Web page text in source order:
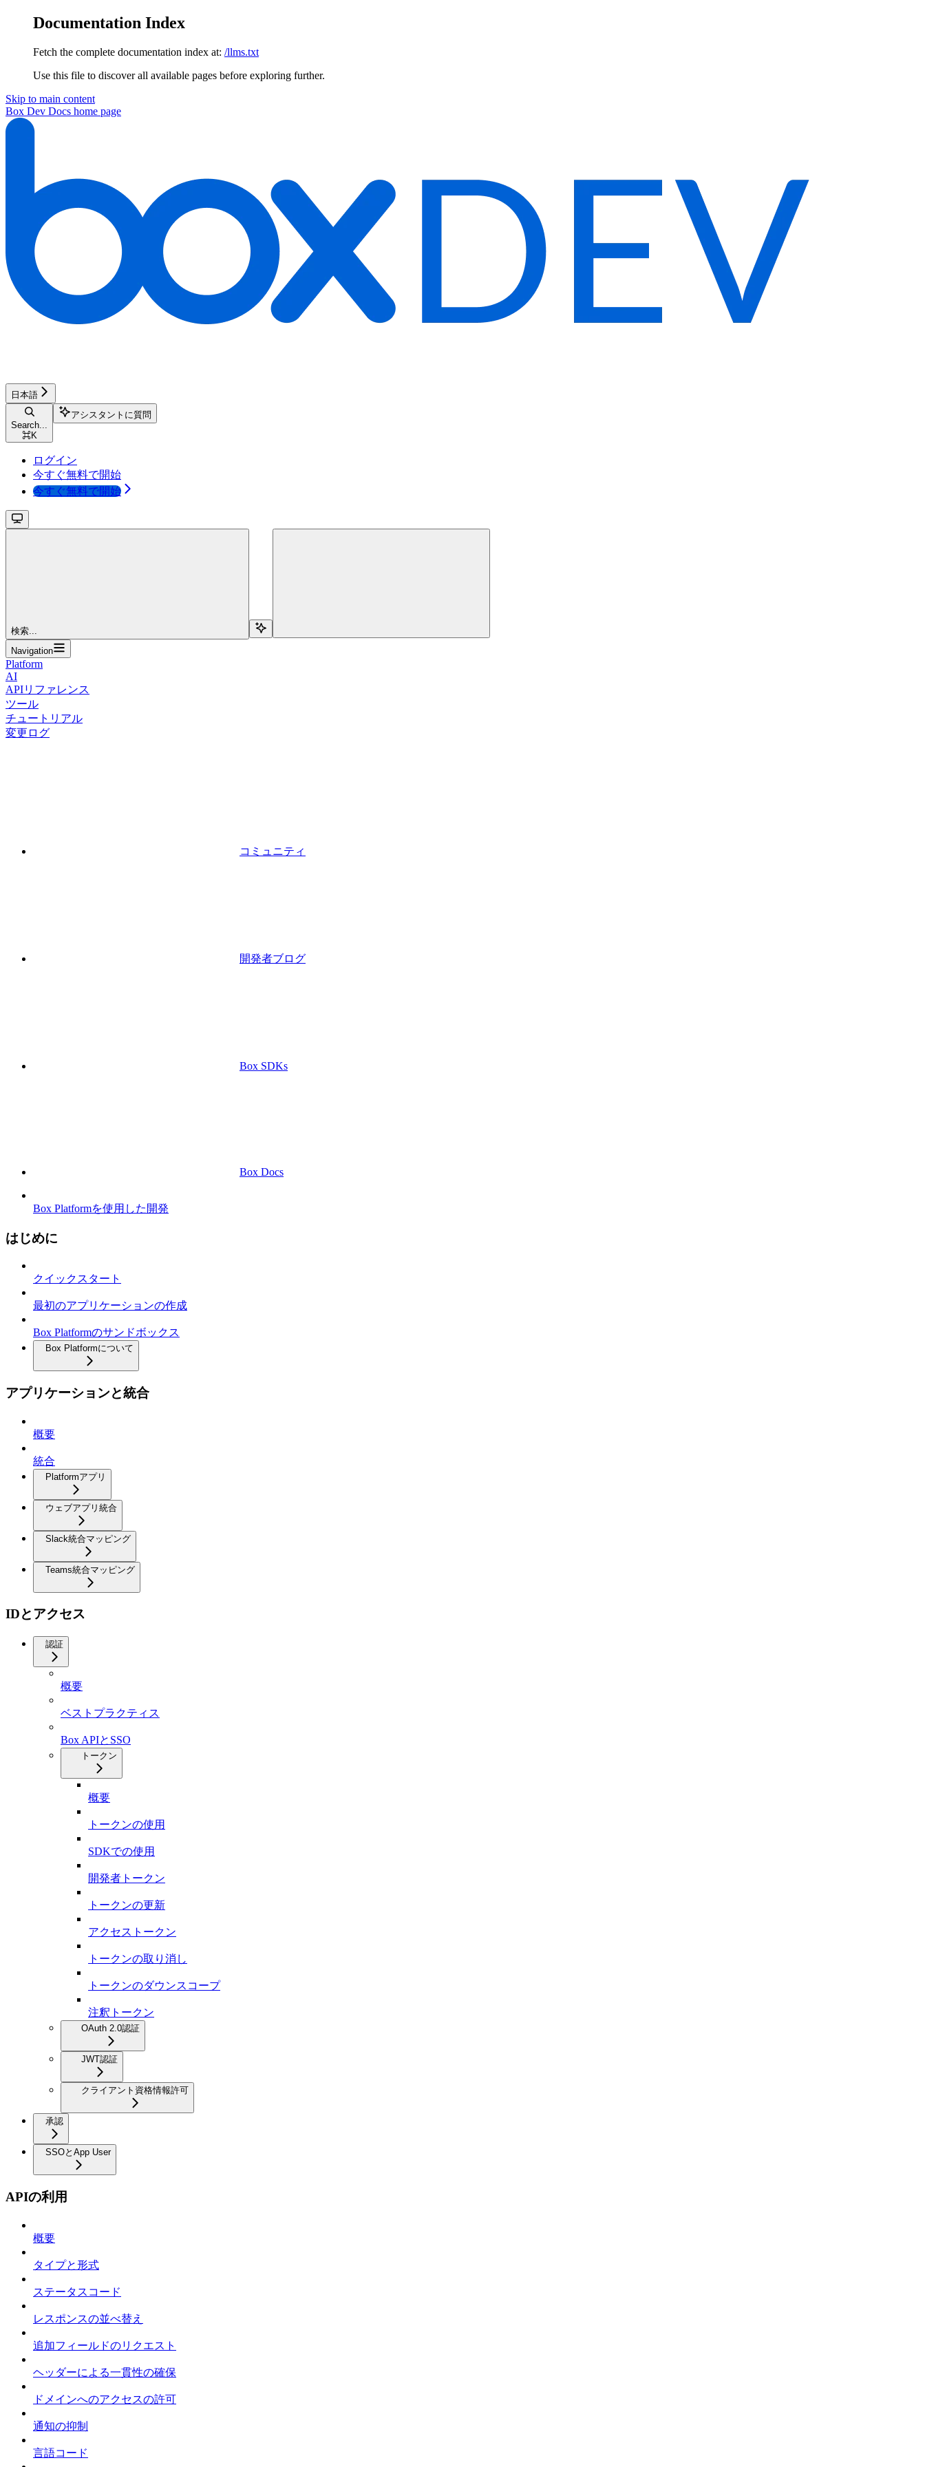
Documentation Index
Fetch the complete documentation index at: /llms.txt
Use this file to discover all available pages before exploring further.
Skip to main content
Box Dev Docs home page
日本語
Search...
⌘K
アシスタントに質問
ログイン
今すぐ無料で開始
今すぐ無料で開始
検索...
Navigation
Platform
AI
APIリファレンス
ツール
チュートリアル
変更ログ
コミュニティ
開発者ブログ
Box SDKs
Box Docs
Box Platformを使用した開発
はじめに
クイックスタート
最初のアプリケーションの作成
Box Platformのサンドボックス
Box Platformについて
アプリケーションと統合
概要
統合
Platformアプリ
ウェブアプリ統合
Slack統合マッピング
Teams統合マッピング
IDとアクセス
認証
概要
ベストプラクティス
Box APIとSSO
トークン
概要
トークンの使用
SDKでの使用
開発者トークン
トークンの更新
アクセストークン
トークンの取り消し
トークンのダウンスコープ
注釈トークン
OAuth 2.0認証
JWT認証
クライアント資格情報許可
承認
SSOとApp User
APIの利用
概要
タイプと形式
ステータスコード
レスポンスの並べ替え
追加フィールドのリクエスト
ヘッダーによる一貫性の確保
ドメインへのアクセスの許可
通知の抑制
言語コード